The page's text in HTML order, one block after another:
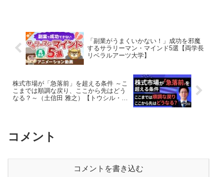
「副業がうまくいかない！」成功を邪魔
するサラリーマン・マインド5選【両学長
リベラルアーツ大学】
株式市場が「急落前」を超える条件 ～こ
こまでは順調な戻り、ここから先はどう
なる？～（土信田 雅之）【トウシル・楽
コメント
コメントを書き込む